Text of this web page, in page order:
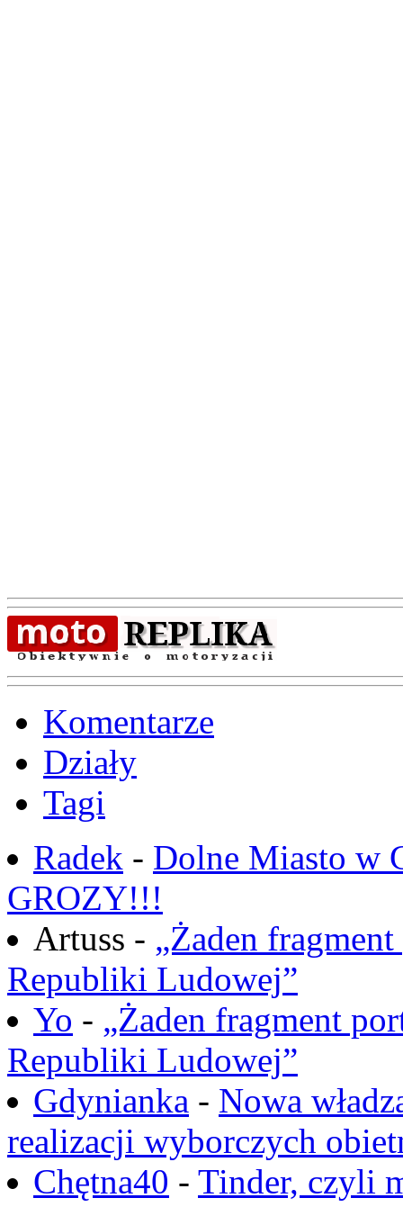
Komentarze
Działy
Tagi
Radek - Dolne Miasto w
GROZY!!!
Artuss - „Żaden
Republiki Ludowej”
Yo - „Żaden fragment
Republiki Ludowej”
Gdynianka - Nowa
realizacji wyborczych
Chętna40 - Tinder, czyli